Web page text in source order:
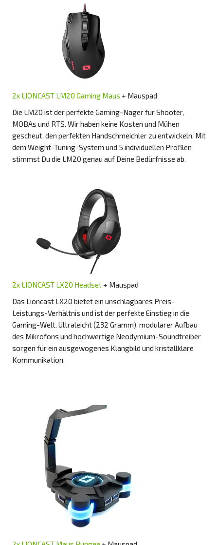
2x LIONCAST LM20 Gaming Maus + Mauspad
Die LM20 ist der perfekte Gaming-Nager für Shooter,
MOBAs und RTS. Wir haben keine Kosten und Mühen
gescheut, den perfekten Handschmeichler zu entwickeln. Mit
dem Weight-Tuning-System und 5 individuellen Profilen
stimmst Du die LM20 genau auf Deine Bedürfnisse ab.
2x LIONCAST LX20 Headset + Mauspad
Das Lioncast LX20 bietet ein unschlagbares Preis-
Leistungs-Verhältnis und ist der perfekte Einstieg in die
Gaming-Welt. Ultraleicht (232 Gramm), modularer Aufbau
des Mikrofons und hochwertige Neodymium-Soundtreiber
sorgen für ein ausgewogenes Klangbild und kristallklare
Kommunikation.